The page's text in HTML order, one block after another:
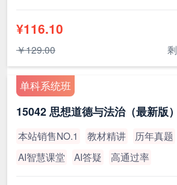
¥116.10
￥129.00 剩
单科系统班
15042 思想道德与法治（最新版）
本站销售NO.1 教材精讲 历年真题
AI智慧课堂
AI答疑 高通过率